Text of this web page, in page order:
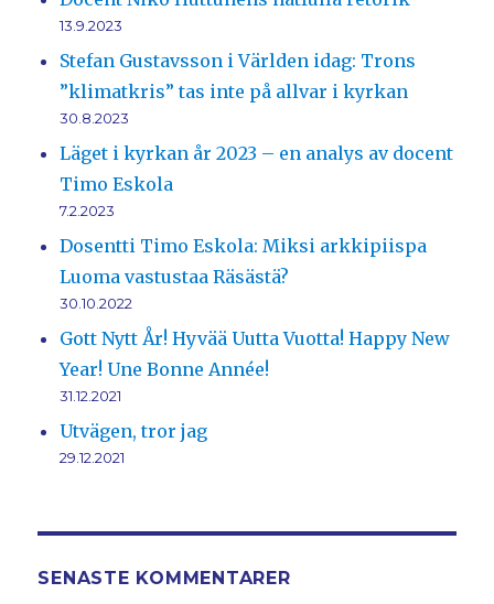
13.9.2023
Stefan Gustavsson i Världen idag: Trons
”klimatkris” tas inte på allvar i kyrkan
30.8.2023
Läget i kyrkan år 2023 – en analys av docent
Timo Eskola
7.2.2023
Dosentti Timo Eskola: Miksi arkkipiispa
Luoma vastustaa Räsästä?
30.10.2022
Gott Nytt År! Hyvää Uutta Vuotta! Happy New
Year! Une Bonne Année!
31.12.2021
Utvägen, tror jag
29.12.2021
SENASTE KOMMENTARER